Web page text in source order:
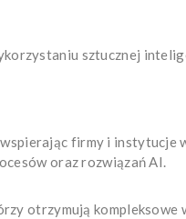
sztucznej
firmy i
oraz rozwiązań AI.
otrzymują